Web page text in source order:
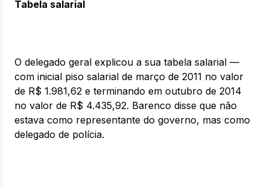
Tabela salarial
O delegado geral explicou a sua tabela salarial —
com inicial piso salarial de março de 2011 no valor
de R$ 1.981,62 e terminando em outubro de 2014
no valor de R$ 4.435,92. Barenco disse que não
estava como representante do governo, mas como
delegado de polícia.